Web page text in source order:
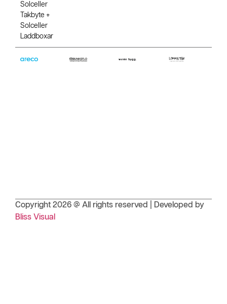
Solceller
Takbyte +
Solceller
Laddboxar
Copyright 2026 @ All rights reserved | Developed by
Bliss Visual